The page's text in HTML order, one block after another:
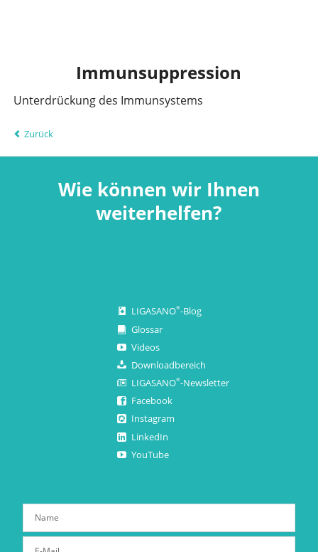
Immunsuppression
Unterdrückung des Immunsystems
Zurück
Wie können wir Ihnen
weiterhelfen?
LIGASANO®-Blog
Glossar
Videos
Downloadbereich
LIGASANO®-Newsletter
Facebook
Instagram
LinkedIn
YouTube